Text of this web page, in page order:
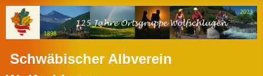
Schwäbischer Albverein